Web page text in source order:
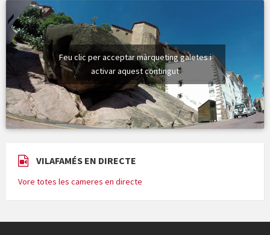
Feu clic per acceptar màrqueting galetes i
activar aquest contingut
VILAFAMÉS EN DIRECTE
Vore totes les cameres en directe